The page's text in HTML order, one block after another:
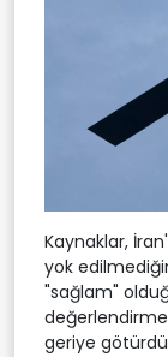
Kaynaklar,
yok
"sağlam"
geriye